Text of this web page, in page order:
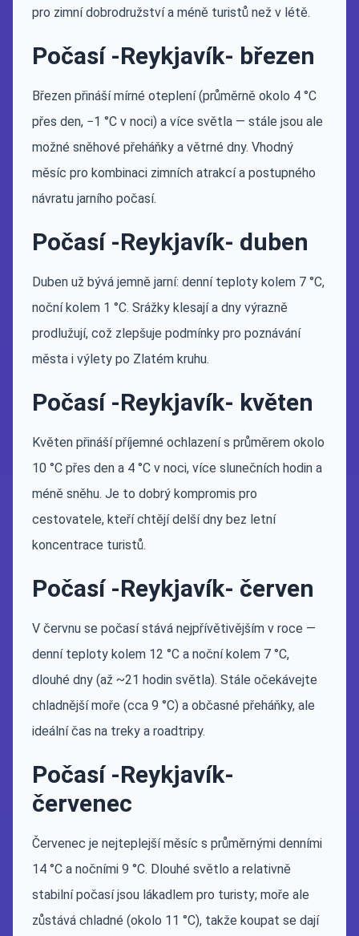
pro zimní dobrodružství a méně turistů než v létě.
Počasí -Reykjavík- březen
Březen přináší mírné oteplení (průměrně okolo 4 °C
přes den, −1 °C v noci) a více světla — stále jsou ale
možné sněhové přeháňky a větrné dny. Vhodný
měsíc pro kombinaci zimních atrakcí a postupného
návratu jarního počasí.
Počasí -Reykjavík- duben
Duben už bývá jemně jarní: denní teploty kolem 7 °C,
noční kolem 1 °C. Srážky klesají a dny výrazně
prodlužují, což zlepšuje podmínky pro poznávání
města i výlety po Zlatém kruhu.
Počasí -Reykjavík- květen
Květen přináší příjemné ochlazení s průměrem okolo
10 °C přes den a 4 °C v noci, více slunečních hodin a
méně sněhu. Je to dobrý kompromis pro
cestovatele, kteří chtějí delší dny bez letní
koncentrace turistů.
Počasí -Reykjavík- červen
V červnu se počasí stává nejpřívětivějším v roce —
denní teploty kolem 12 °C a noční kolem 7 °C,
dlouhé dny (až ~21 hodin světla). Stále očekávejte
chladnější moře (cca 9 °C) a občasné přeháňky, ale
ideální čas na treky a roadtripy.
Počasí -Reykjavík-
červenec
Červenec je nejteplejší měsíc s průměrnými denními
14 °C a nočními 9 °C. Dlouhé světlo a relativně
stabilní počasí jsou lákadlem pro turisty; moře ale
zůstává chladné (okolo 11 °C), takže koupat se dají